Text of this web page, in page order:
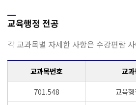
교육행정 전공
각 교과목별 자세한 사항은 수강편람
교과목번호 교
701.548
교육